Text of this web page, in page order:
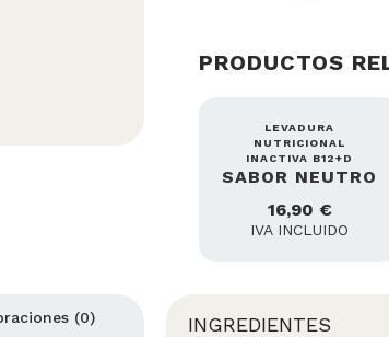
PRODUCTOS
LEVADURA
NUTRICIONAL
INACTIVA B12+D
SABOR NEUTRO
16,90 €
IVA INCLUIDO
(0) INGREDIENTES